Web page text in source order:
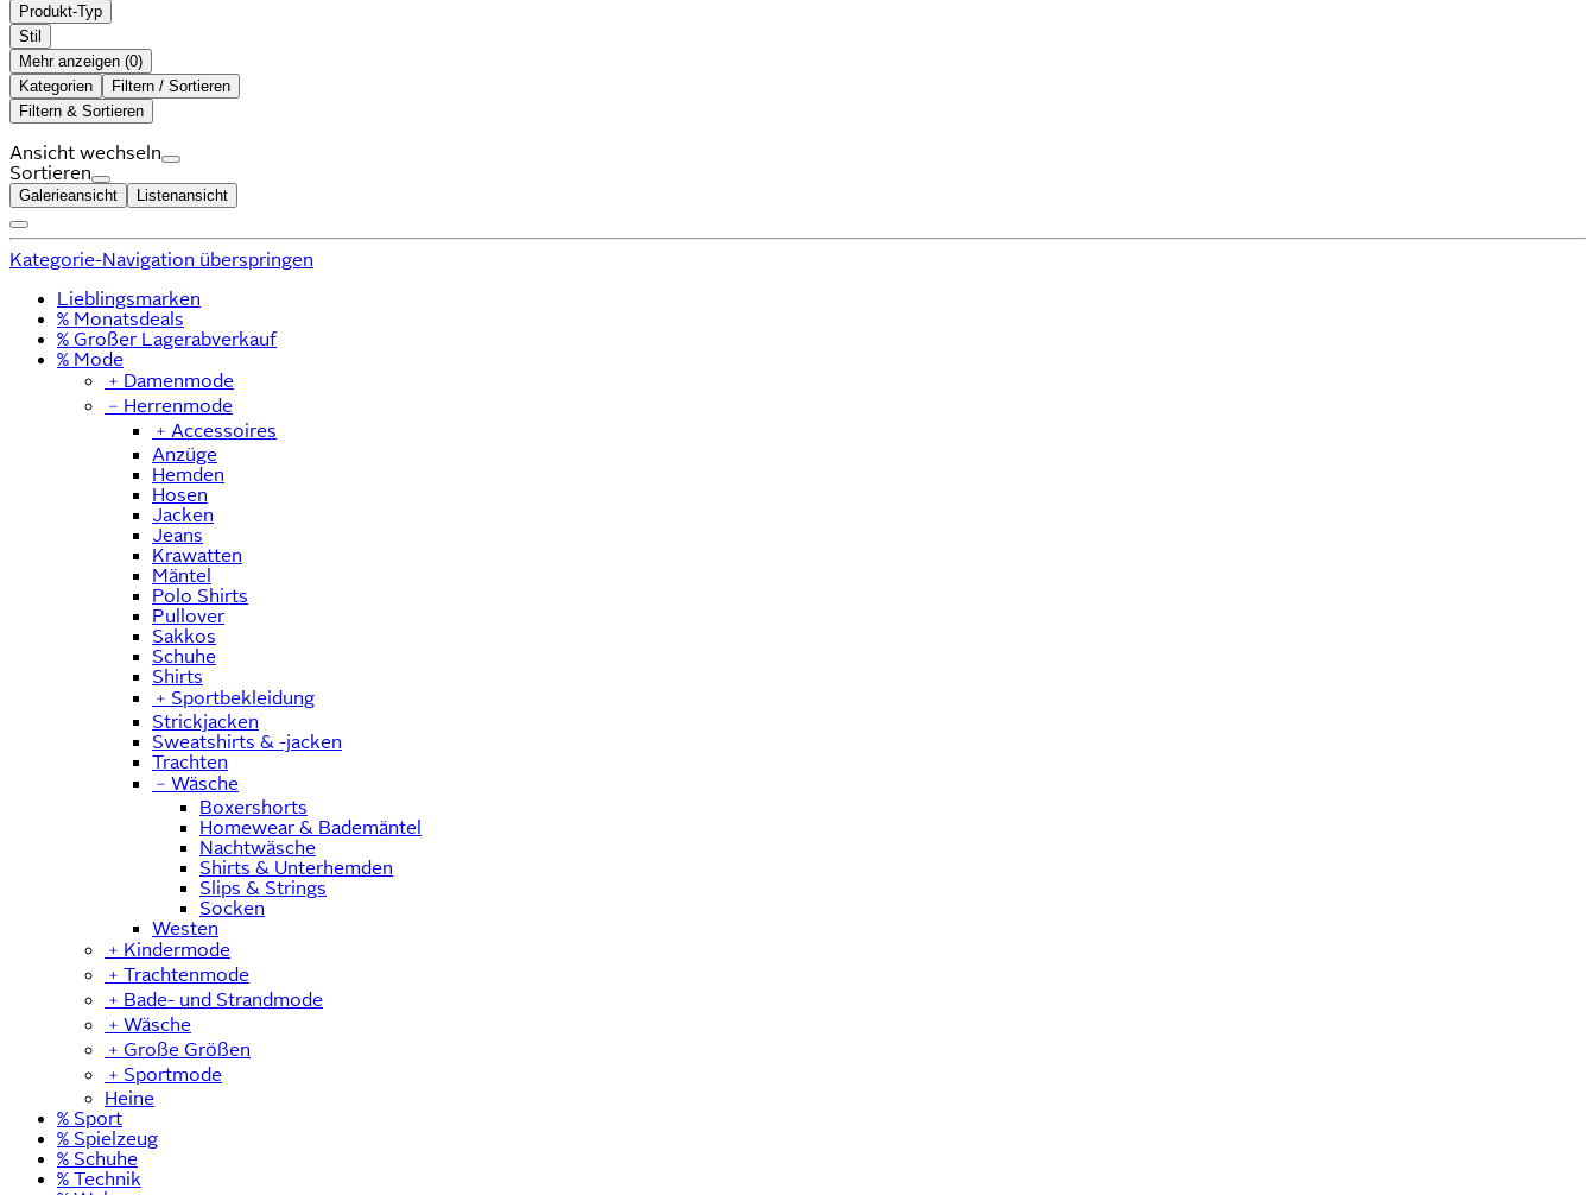
Produkt-Typ
Stil
Mehr anzeigen ( )
Kategorien
Filtern / Sortieren
Filtern & Sortieren
Ansicht wechseln
Sortieren
Galerieansicht Listenansicht
Kategorie-Navigation überspringen
Lieblingsmarken
% Monatsdeals
% Großer Lagerabverkauf
% Mode
﹢ Damenmode
﹣ Herrenmode
﹢ Accessoires
Anzüge
Hemden
Hosen
Jacken
Jeans
Krawatten
Mäntel
Polo Shirts
Pullover
Sakkos
Schuhe
Shirts
﹢ Sportbekleidung
Strickjacken
Sweatshirts & -jacken
Trachten
﹣ Wäsche
Boxershorts
Homewear & Bademäntel
Nachtwäsche
Shirts & Unterhemden
Slips & Strings
Socken
Westen
﹢ Kindermode
﹢ Trachtenmode
﹢ Bade- und Strandmode
﹢ Wäsche
﹢ Große Größen
﹢ Sportmode
Heine
% Sport
% Spielzeug
% Schuhe
% Technik